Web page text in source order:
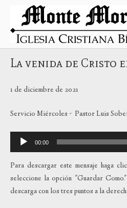
contenido
Inicio
La venida de Cristo
1 de diciembre de 2021
Servicio Miércoles - Pastor Luis
Reproductor
de
audio
00:00
Para descargar este mensaje haga clic
seleccione la opción "Guardar
descarga con los tres puntos a la